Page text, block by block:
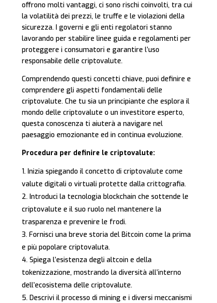
offrono molti vantaggi, ci sono rischi coinvolti, tra cui
la volatilità dei prezzi, le truffe e le violazioni della
sicurezza. I governi e gli enti regolatori stanno
lavorando per stabilire linee guida e regolamenti per
proteggere i consumatori e garantire l’uso
responsabile delle criptovalute.
Comprendendo questi concetti chiave, puoi definire e
comprendere gli aspetti fondamentali delle
criptovalute. Che tu sia un principiante che esplora il
mondo delle criptovalute o un investitore esperto,
questa conoscenza ti aiuterà a navigare nel
paesaggio emozionante ed in continua evoluzione.
Procedura per definire le criptovalute:
Inizia spiegando il concetto di criptovalute come
valute digitali o virtuali protette dalla crittografia.
Introduci la tecnologia blockchain che sottende le
criptovalute e il suo ruolo nel mantenere la
trasparenza e prevenire le frodi.
Fornisci una breve storia del Bitcoin come la prima
e più popolare criptovaluta.
Spiega l’esistenza degli altcoin e della
tokenizzazione, mostrando la diversità all’interno
dell’ecosistema delle criptovalute.
Descrivi il processo di mining e i diversi meccanismi